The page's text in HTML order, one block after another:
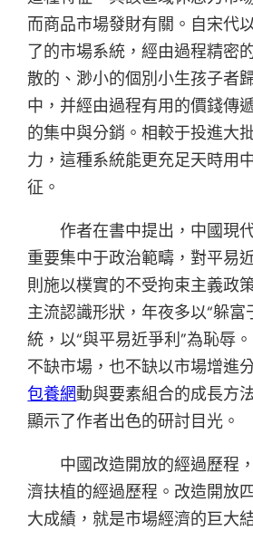
而商品市場發財有關。自宋代
了的市場系統，經由過程精密
散的、渺小的個別小生孩子者
中，并經由過程有用的價錢傳
的集中與分銷。相較于投進大
力，這種系統能更充足天時用
征。
作者在書中提出，中國現
重要集中于政治範疇，對平易
則施以樸實的不受拘束主義政
主流認識形狀，年夜多以“躲富
統，以“與平易近爭利”為恥辱
不缺市場，也不缺以市場增進
包養網動與要素組合的成長方
顯示了作者出色的研討目光。
中國改造開放的經過歷程
濟扶植的經過歷程。改造開放
大成績，就是市場經濟的巨大